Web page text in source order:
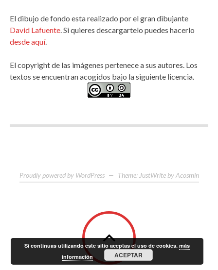
El dibujo de fondo esta realizado por el gran dibujante
David Lafuente . Si quieres descargartelo puedes hacerlo
desde aquí.
El copyright de las imágenes pertenece a sus autores. Los
textos se encuentran acogidos bajo la siguiente licencia.
Proudly powered by WordPress — Theme: JustWrite by Acosmin
Si continuas utilizando este sitio aceptas el uso de cookies.más
información
ACEPTAR